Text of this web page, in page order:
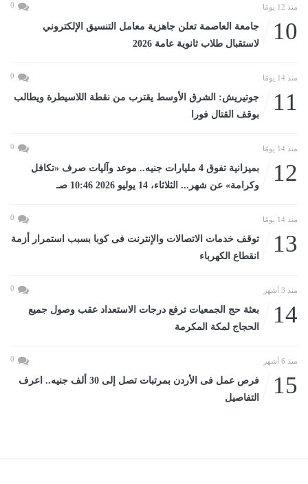
منذ 12 يومًا 0
10
جامعة العاصمة تعلن جاهزية معامل التنسيق الإلكتروني
لاستقبال طلاب ثانوية عامة 2026
منذ 14 يومًا 0
11
جوتيريش: الشرق الأوسط يقترب من نقطة اللاسيطرة ويطالب
بوقف القتال فورا
منذ 14 يومًا 0
12
بميزانية تفوق 4 مليارات جنيه.. موعد وآليات صرف «تكافل
وكرامة» عن شهر... الثلاثاء، 14 يوليو 2026 10:46 صـ
منذ 14 يومًا 0
13
توقف خدمات الاتصالات والإنترنت فى كوبا بسبب استمرار أزمة
انقطاع الكهرباء
منذ 3 أشهر 0
14
بعثة حج الجمعيات ترفع درجات الاستعداد عقب وصول جميع
الحجاج لمكة المكرمة
منذ 6 أشهر 0
15
فرص عمل فى الأردن بمرتبات تصل إلى 30 ألف جنيه.. اعرف
التفاصيل